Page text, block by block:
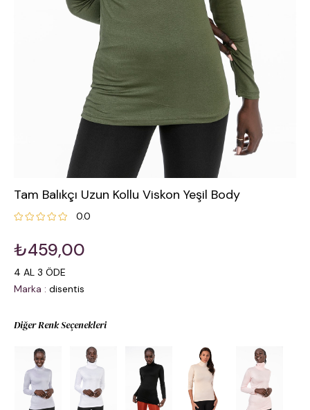
Tam Balıkçı Uzun Kollu Viskon Yeşil Body
0.0
₺459,00
4 AL 3 ÖDE
Marka : disentis
Diğer Renk Seçenekleri